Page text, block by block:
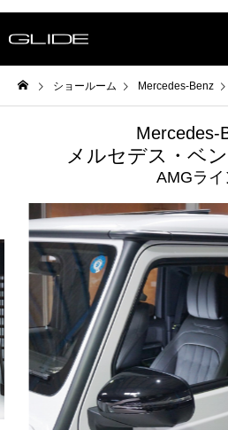
ショールーム Mercedes-Benz
Mercedes-
メルセデス・ベ
AMGライ